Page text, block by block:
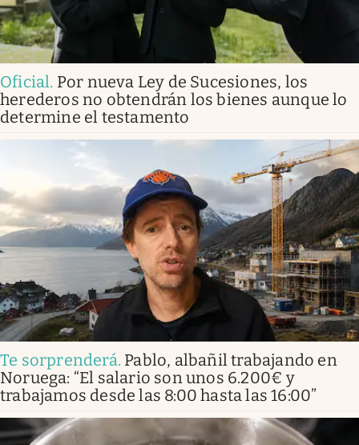
Oficial. Por nueva Ley de Sucesiones, los
herederos no obtendrán los bienes aunque lo
determine el testamento
Te sorprenderá. Pablo, albañil trabajando en
Noruega: “El salario son unos 6.200€ y
trabajamos desde las 8:00 hasta las 16:00”